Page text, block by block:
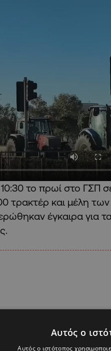
το πρωί στο ΓΣΠ
τρακτέρ και μέλη των
έγκαιρα για
Αυτός ο
Αυτός ο ιστότοπος